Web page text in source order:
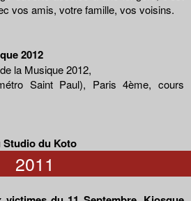
vos amis, votre famille, vos voisins.
2012
la Musique 2012,
Saint Paul), Paris 4ème, cours
Studio du Koto
2011